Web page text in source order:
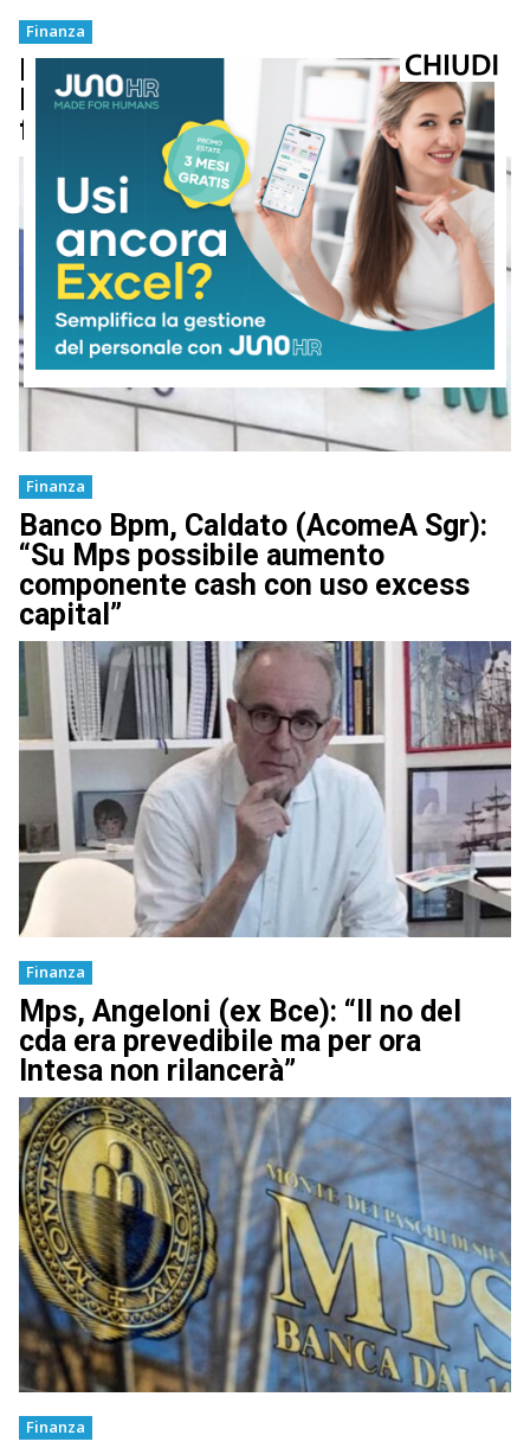
Finanza
Mps, allo studio matrimonio con
Banco Bpm: il progetto potrebbe
favorire un’operazione Generali-Axa
Finanza
Banco Bpm, Caldato (AcomeA Sgr):
“Su Mps possibile aumento
componente cash con uso excess
capital”
Finanza
Mps, Angeloni (ex Bce): “Il no del
cda era prevedibile ma per ora
Intesa non rilancerà”
Finanza